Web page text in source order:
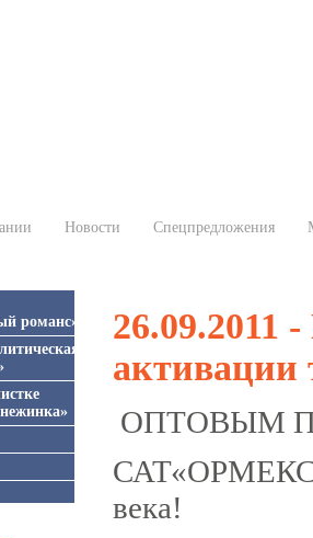
Новости Спецпредложения
романс»
26.09.2011
активации
ОПТОВЫМ
века!